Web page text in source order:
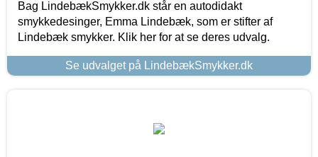
Bag LindebækSmykker.dk står en autodidakt
smykkedesinger, Emma Lindebæk, som er stifter af
Lindebæk smykker. Klik her for at se deres udvalg.
Se udvalget på LindebækSmykker.dk